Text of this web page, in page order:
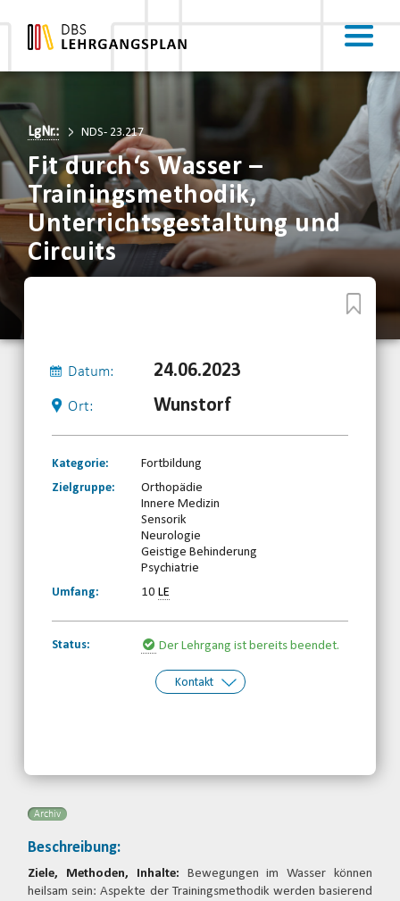
LgNr.: NDS- 23.217
Fit durch‘s Wasser –
Trainingsmethodik,
Unterrichtsgestaltung und
Circuits
Datum: 24.06.2023
Ort: Wunstorf
Kategorie:
Fortbildung
Zielgruppe:
Orthopädie
Innere Medizin
Sensorik
Neurologie
Geistige Behinderung
Psychiatrie
Umfang:
10 LE
Status: Der Lehrgang ist bereits beendet.
Kontakt
Archiv
Beschreibung:
Ziele, Methoden, Inhalte: Bewegungen im Wasser können
heilsam sein: Aspekte der Trainingsmethodik werden basierend